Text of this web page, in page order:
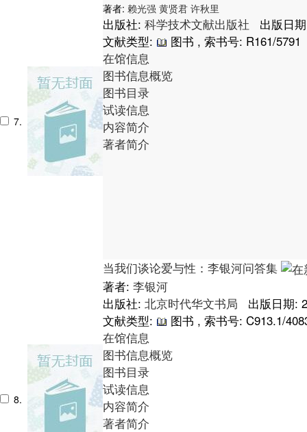
7.
著者: 赖光强 黄贤君 许秋里
出版社: 科学技术文献出版社
出版日
文献类型:
图书 , 索书号: R161/5791
在馆信息
图书信息概览
图书目录
试读信息
内容简介
著者简介
8.
当我们谈论爱与性：李银河问答集
著者: 李银河
出版社: 北京时代华文书局
出版日期:
文献类型:
图书 , 索书号: C913.1/
在馆信息
图书信息概览
图书目录
试读信息
内容简介
著者简介